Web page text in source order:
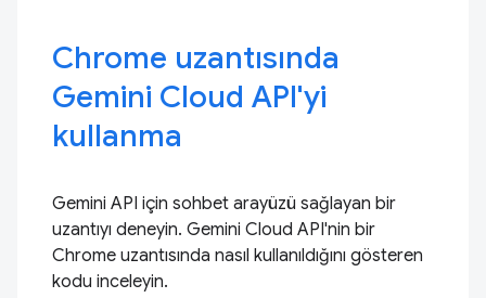
Chrome uzantısında
Gemini Cloud API'yi
kullanma
Gemini API için sohbet arayüzü sağlayan bir
uzantıyı deneyin. Gemini Cloud API'nin bir
Chrome uzantısında nasıl kullanıldığını gösteren
kodu inceleyin.